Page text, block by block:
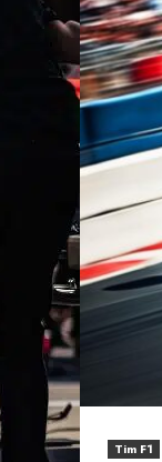
Tim F1